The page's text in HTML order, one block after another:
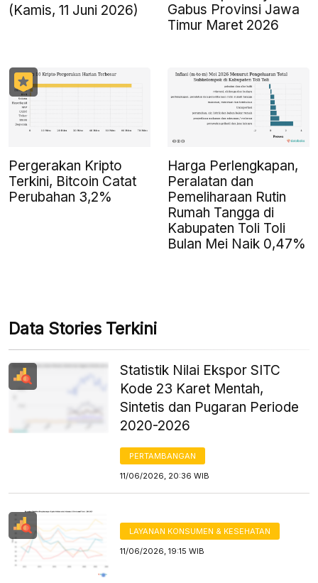
(Kamis, 11 Juni 2026)
Gabus Provinsi Jawa
Timur Maret 2026
Pergerakan Kripto
Terkini, Bitcoin Catat
Perubahan 3,2%
Harga Perlengkapan,
Peralatan dan
Pemeliharaan Rutin
Rumah Tangga di
Kabupaten Toli Toli
Bulan Mei Naik 0,47%
Data Stories Terkini
Statistik Nilai Ekspor SITC
Kode 23 Karet Mentah,
Sintetis dan Pugaran Periode
2020-2026
PERTAMBANGAN
11/06/2026, 20:36 WIB
LAYANAN KONSUMEN & KESEHATAN
11/06/2026, 19:15 WIB